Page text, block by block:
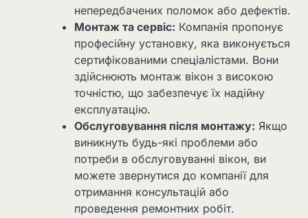
непередбачених поломок або дефектів.
Монтаж та сервіс: Компанія пропонує
професійну установку, яка виконується
сертифікованими спеціалістами. Вони
здійснюють монтаж вікон з високою
точністю, що забезпечує їх надійну
експлуатацію.
Обслуговування після монтажу: Якщо
виникнуть будь-які проблеми або
потреби в обслуговуванні вікон, ви
можете звернутися до компанії для
отримання консультацій або
проведення ремонтних робіт.